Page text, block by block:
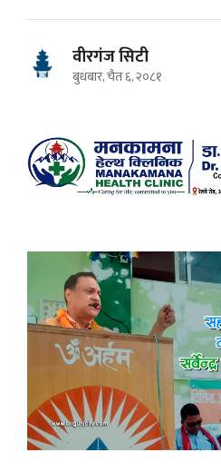
वीरगंज सिटी
बुधबार, चैत ६, २०८१